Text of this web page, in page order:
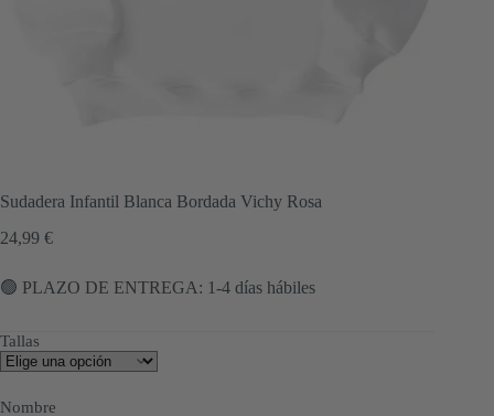
Sudadera Infantil Blanca Bordada Vichy Rosa
24,99 €
🟢 PLAZO DE ENTREGA: 1-4 días hábiles
Tallas
Nombre